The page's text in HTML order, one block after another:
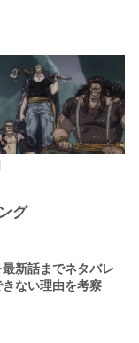
グ
新話までネタバレ
ない理由を考察